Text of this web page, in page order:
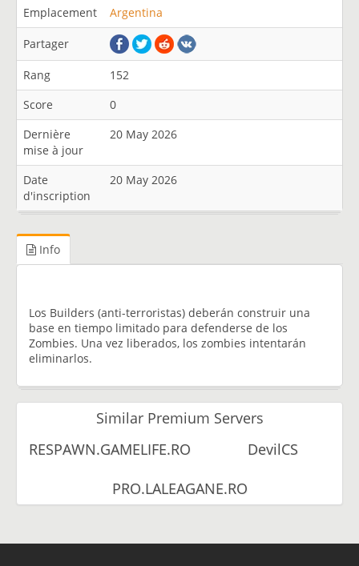
Emplacement Argentina
Partager
Rang
152
Score
0
Dernière
mise à jour
20 May 2026
Date
d'inscription
20 May 2026
Info
Los Builders (anti-terroristas) deberán construir una
base en tiempo limitado para defenderse de los
Zombies. Una vez liberados, los zombies intentarán
eliminarlos.
Similar Premium Servers
RESPAWN.GAMELIFE.RO
DevilCS
PRO.LALEAGANE.RO